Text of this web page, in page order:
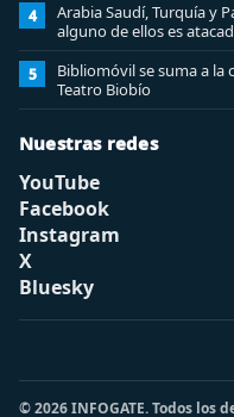
4
Arabia Saudí, Turquía y
alguno de ellos es
5
Bibliomóvil se suma a la
Teatro Biobío
Nuestras redes
YouTube
Facebook
Instagram
X
Bluesky
© 2026 INFOGATE. Todos los